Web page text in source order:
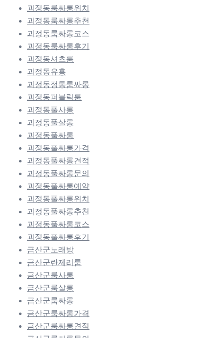
괴정동룸싸롱위치
괴정동룸싸롱추천
괴정동룸싸롱코스
괴정동룸싸롱후기
괴정동셔츠룸
괴정동유흥
괴정동정통룸싸롱
괴정동퍼블릭룸
괴정동풀사롱
괴정동풀살롱
괴정동풀싸롱
괴정동풀싸롱가격
괴정동풀싸롱견적
괴정동풀싸롱문의
괴정동풀싸롱예약
괴정동풀싸롱위치
괴정동풀싸롱추천
괴정동풀싸롱코스
괴정동풀싸롱후기
금산군노래방
금산군란제리룸
금산군룸사롱
금산군룸살롱
금산군룸싸롱
금산군룸싸롱가격
금산군룸싸롱견적